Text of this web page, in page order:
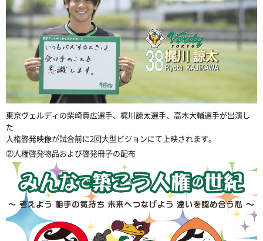
東京ヴェルディの柴崎貴広選手、梶川諒太選手、高木大輔選手が出演し
た
人権啓発映像が試合前に2回大型ビジョンにて上映されます。
②人権啓発物品および啓発冊子の配布